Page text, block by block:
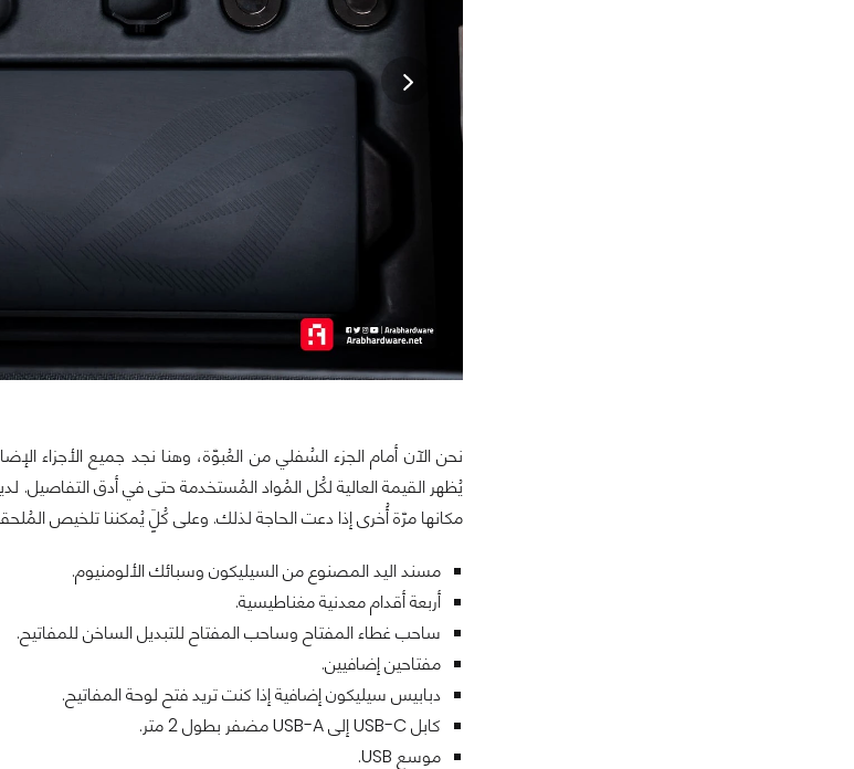
يُظهر القيمة العالية لكُل المُواد المُستخدمة حتى في أدق
مكانها مرّة أُخرى إذا دعت الحاجة لذلك. وعلى كُلٍَ يُمكننا تلخيص
مسند اليد المصنوع من السيليكون وسبائك الألومنيوم.
أربعة أقدام معدنية مغناطيسية.
ساحب غطاء المفتاح وساحب المفتاح للتبديل الساخن للمفاتيح.
مفتاحين إضافيين.
دبابيس سيليكون إضافية إذا كنت تريد فتح لوحة المفاتيح.
كابل USB-C إلى USB-A مضفر بطول 2 متر.
موسع USB.